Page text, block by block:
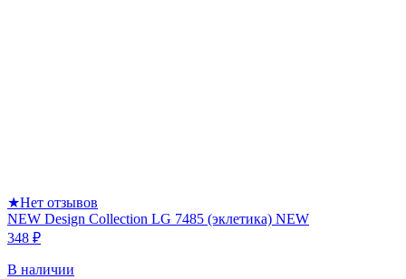
★Нет отзывов
NEW Design Collection LG 7485 (эклетика) NEW
348 ₽
В наличии